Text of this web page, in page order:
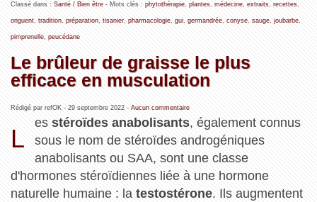
Classé dans : Santé / Bien être- Mots clés : phytothérapie, plantes, médecine, extraits, recettes,
onguent, tradition, préparation, tisanier, pharmacologie, gui, germandrée, conyse, sauge, joubarbe,
pimprenelle, peucédane
Le brûleur de graisse le plus
efficace en musculation
Rédigé par refOK - 29 septembre 2022- Aucun commentaire
L
esstéroïdes anabolisants, également connus
sous le nom de stéroïdes androgéniques
anabolisants ou SAA, sont une classe
d'hormones stéroïdiennes liée à une hormone
naturelle humaine : la testostérone. Ils augmentent